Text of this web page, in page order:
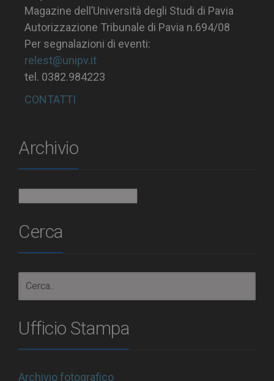
Magazine dell’Università degli Studi di Pavia
Autorizzazione Tribunale di Pavia n.694/08
Per segnalazioni di eventi:
relest@unipv.it
tel. 0382.984223
CONTATTI
Archivio
Cerca
Ufficio Stampa
Archivio fotografico